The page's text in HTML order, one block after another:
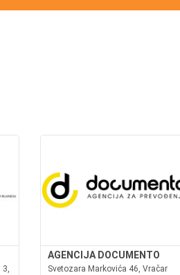
3,
AGENCIJA DOCUMENTO
Svetozara Markovića 46, Vračar